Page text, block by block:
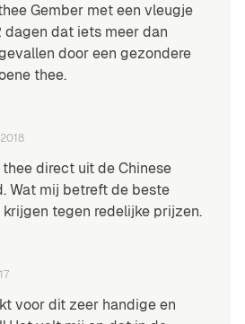
Gember met een vleugje
dagen dat iets meer dan
door een gezondere
thee.
direct uit de Chinese
Wat mij betreft de beste
tegen redelijke prijzen.
voor dit zeer handige en